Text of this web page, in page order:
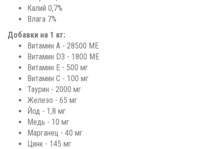
Калий 0,7%
Влага 7%
Добавки на 1 кг:
Витамин A - 28500 ME
Витамин D3 - 1800 ME
Витамин E - 500 мг
Витамин C - 100 мг
Таурин - 2000 мг
Железо - 65 мг
Йод - 1,8 мг
Медь - 10 мг
Марганец - 40 мг
Цинк - 145 мг